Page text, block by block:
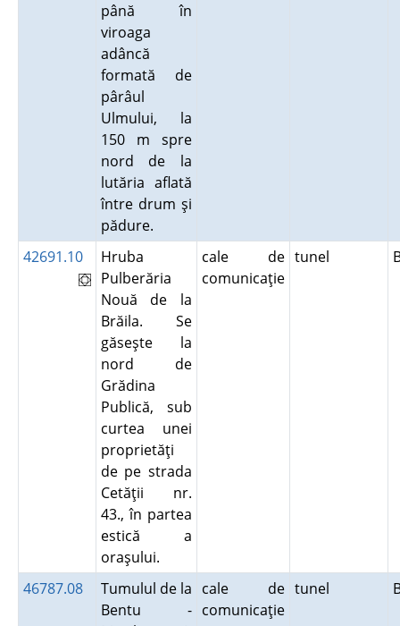
până în
viroaga
adâncă
formată de
pârâul
Ulmului, la
150 m spre
nord de la
lutăria aflată
între drum şi
pădure.
42691.10
Hruba
Pulberăria
Nouă de la
Brăila. Se
găseşte la
nord de
Grădina
Publică, sub
curtea unei
proprietăţi
de pe strada
Cetăţii nr.
43., în partea
estică a
oraşului.
cale de
comunicaţie
tunel
46787.08
Tumulul de la
Bentu -
cale de
comunicaţie
tunel